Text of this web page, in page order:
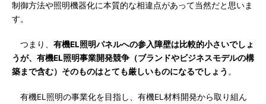
制御方法や照明機器化に本質的な相違点があって当然だと思いま
す。
つまり、 有機EL照明パネルへの参入障壁は比較的小さいでしょ
うが、有機EL照明事業開発競争（ブランドやビジネスモデルの構
築まで含む）そのものはとても厳しいものになるでしょう 。
有機EL照明の事業化を目指し、有機EL材料開発から取り組ん